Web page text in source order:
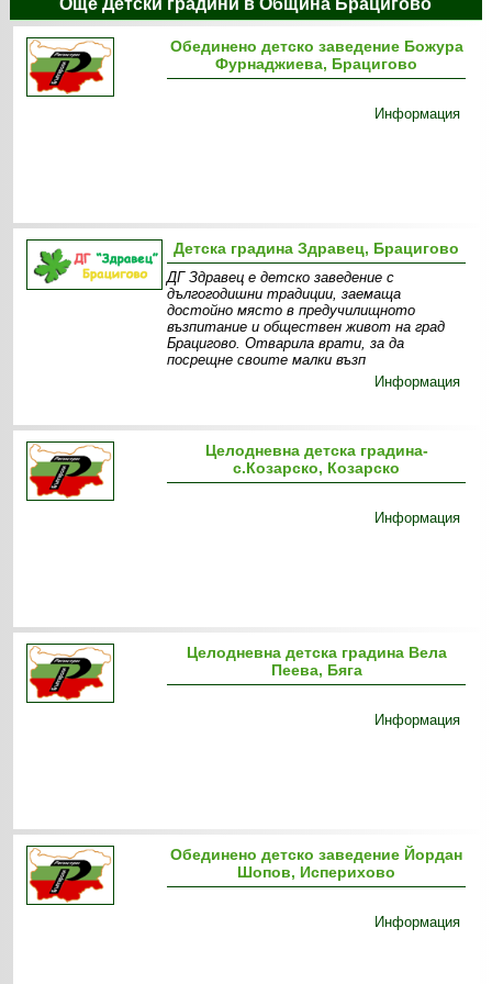
Още Детски градини в Община Брацигово
Обединено детско заведение Божура
Фурнаджиева, Брацигово
Информация
Детска градина Здравец, Брацигово
ДГ Здравец е детско заведение с
дългогодишни традиции, заемаща
достойно място в предучилищното
възпитание и обществен живот на град
Брацигово. Отварила врати, за да
посрещне своите малки възп
Информация
Целодневна детска градина-
с.Козарско, Козарско
Информация
Целодневна детска градина Вела
Пеева, Бяга
Информация
Обединено детско заведение Йордан
Шопов, Исперихово
Информация